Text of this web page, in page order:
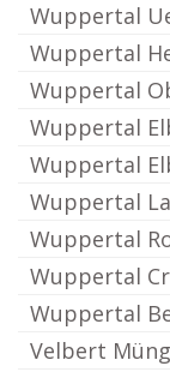
Wuppertal
Wuppertal
Wuppertal
Wuppertal
Wuppertal
Wuppertal
Wuppertal
Wuppertal
Wuppertal
Velbert